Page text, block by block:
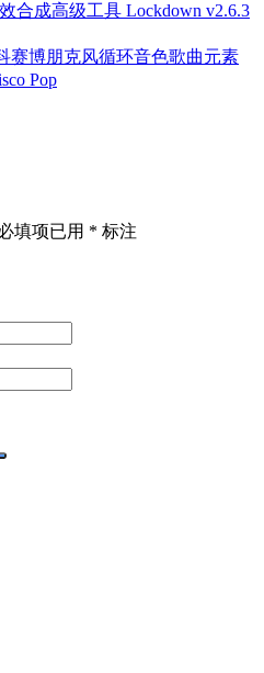
合成高级工具 Lockdown v2.6.3
赛博朋克风循环音色歌曲元素
Pop
填项已用 * 标注